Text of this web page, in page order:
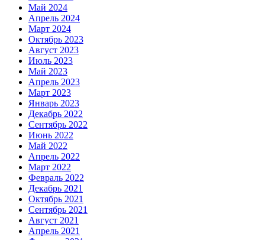
Май 2024
Апрель 2024
Март 2024
Октябрь 2023
Август 2023
Июль 2023
Май 2023
Апрель 2023
Март 2023
Январь 2023
Декабрь 2022
Сентябрь 2022
Июнь 2022
Май 2022
Апрель 2022
Март 2022
Февраль 2022
Декабрь 2021
Октябрь 2021
Сентябрь 2021
Август 2021
Апрель 2021